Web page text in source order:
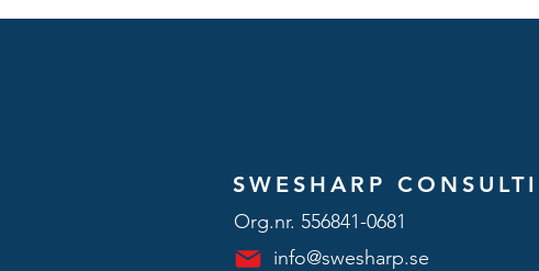
SWESHARP
Org.nr. 556841-0681
info@swesharp.se